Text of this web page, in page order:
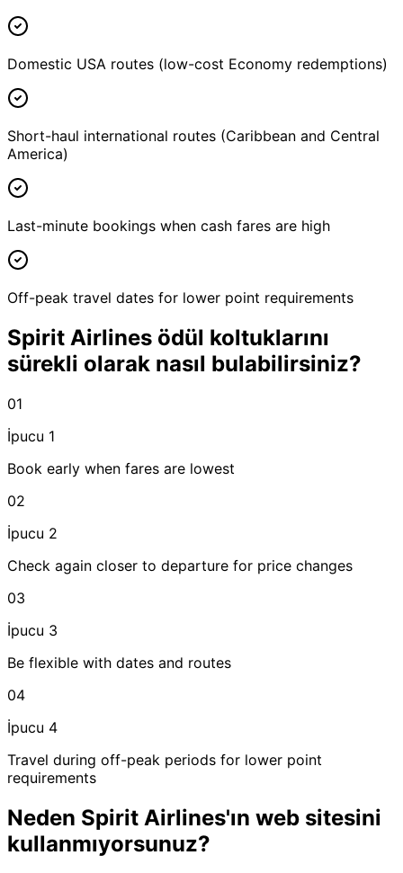
Domestic USA routes (low-cost Economy redemptions)
Short-haul international routes (Caribbean and Central
America)
Last-minute bookings when cash fares are high
Off-peak travel dates for lower point requirements
Spirit Airlines ödül koltuklarını
sürekli olarak nasıl bulabilirsiniz?
01
İpucu 1
Book early when fares are lowest
02
İpucu 2
Check again closer to departure for price changes
03
İpucu 3
Be flexible with dates and routes
04
İpucu 4
Travel during off-peak periods for lower point
requirements
Neden Spirit Airlines'ın web sitesini
kullanmıyorsunuz?